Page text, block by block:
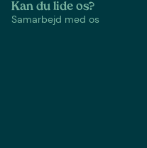
Kan du lide os?
Samarbejd med os